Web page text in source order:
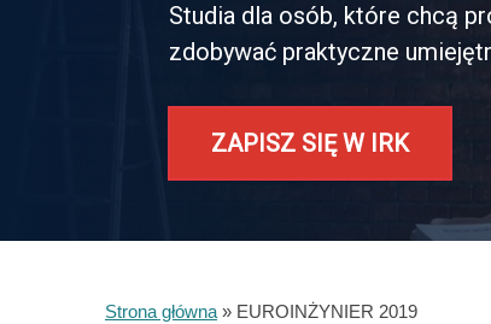
Studia dla osób, które chcą
zdobywać praktyczne
ZAPISZ SIĘ W IRK
Strona główna » EUROINŻYNIER 2019